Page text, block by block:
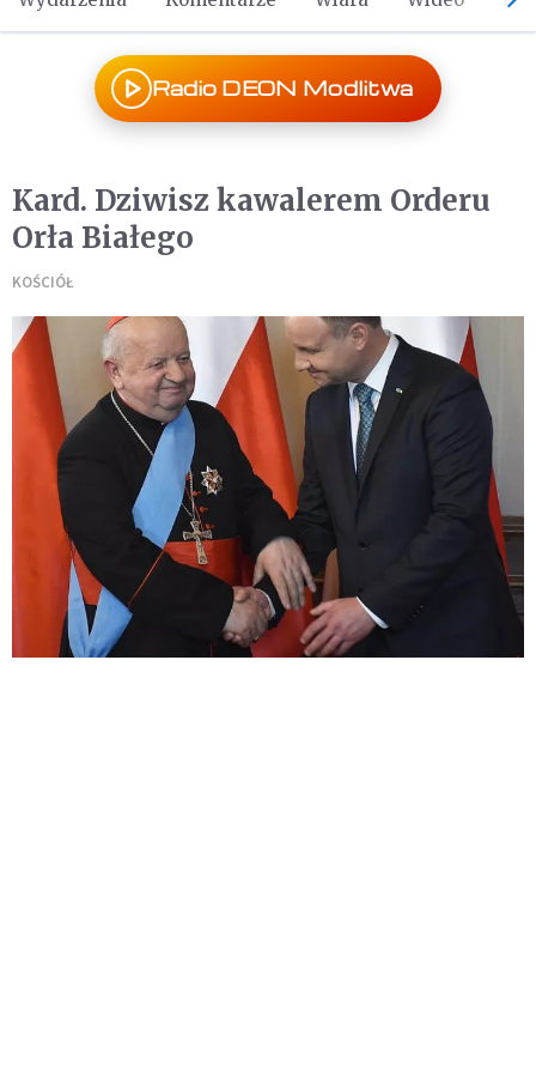
Radio DEON Modlitwa
Kard. Dziwisz kawalerem Orderu
Orła Białego
KOŚCIÓŁ